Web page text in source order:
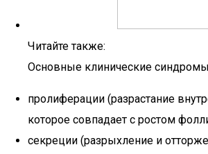
Читайте также:
Основные клинические
пролиферации (разрастание
которое совпадает с ростом
секреции (разрыхление и